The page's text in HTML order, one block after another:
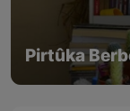
Pirtûka